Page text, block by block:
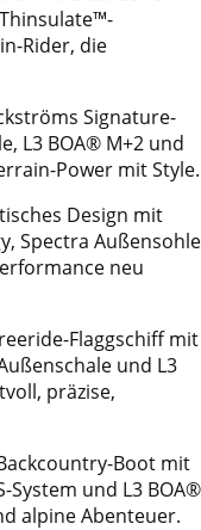
Rider, die
Signature-
L3 BOA® M+2 und
Power mit Style.
Design mit
Spectra Außensohle
neu
Flaggschiff mit
und L3
präzise,
Boot mit
System und L3 BOA®
alpine Abenteuer.